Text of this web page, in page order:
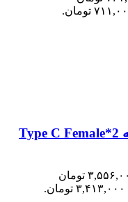
تبدیل Type C Maleیوگرین به 2*Type C Female
قیمت اصلی: ۳,۵۵۶,۰۰۰ تومان